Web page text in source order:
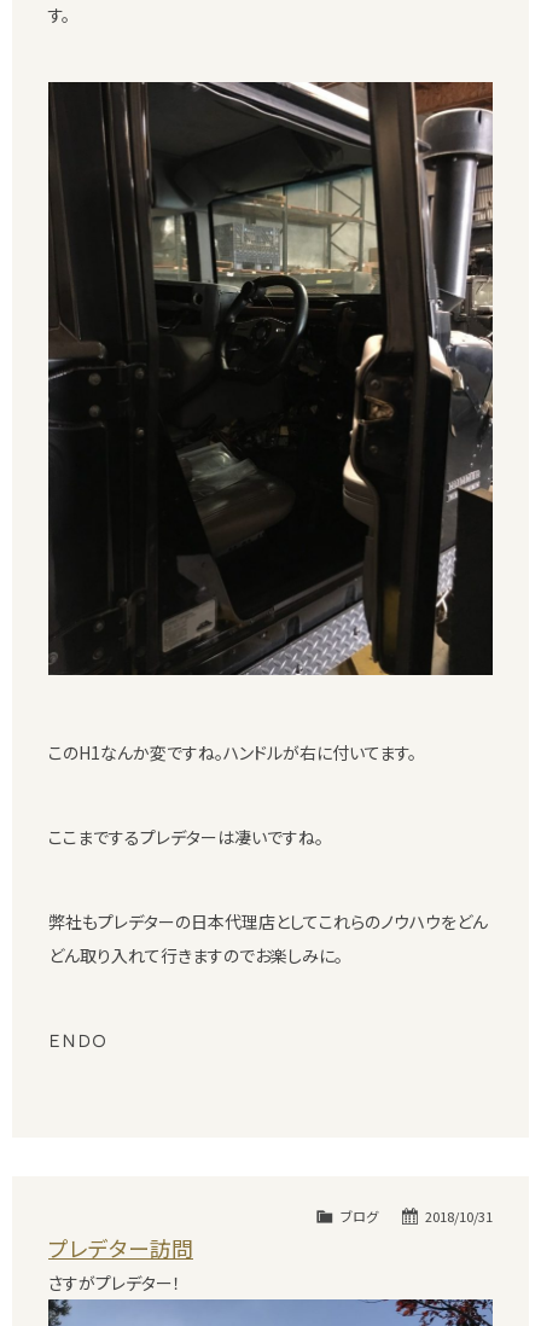
す。
このH1なんか変ですね。ハンドルが右に付いてます。
ここまでするプレデターは凄いですね。
弊社もプレデターの日本代理店としてこれらのノウハウをどん
どん取り入れて行きますのでお楽しみに。
ＥＮＤＯ
2018/10/31
ブログ
プレデター訪問
さすがプレデター！